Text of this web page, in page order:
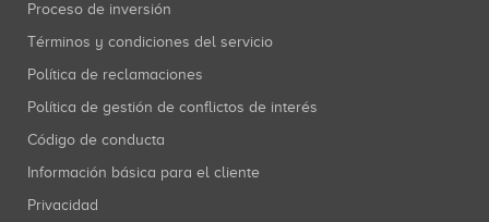
Proceso de inversión
Términos y condiciones del servicio
Política de reclamaciones
Política de gestión de conflictos de interés
Código de conducta
Información básica para el cliente
Privacidad